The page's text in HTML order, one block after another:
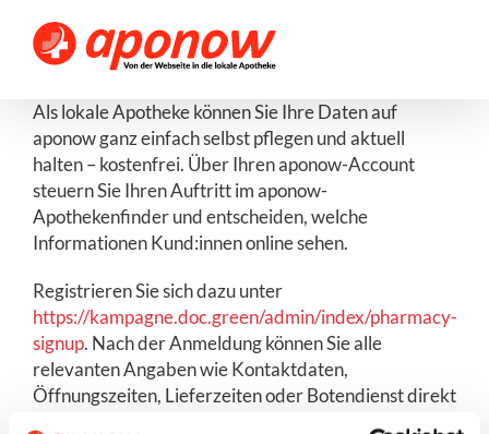
content
Als lokale Apotheke können Sie Ihre Daten auf
aponow ganz einfach selbst pflegen und aktuell
halten – kostenfrei. Über Ihren aponow-Account
steuern Sie Ihren Auftritt im aponow-
Apothekenfinder und entscheiden, welche
Informationen Kund:innen online sehen.
Registrieren Sie sich dazu unter
https://kampagne.doc.green/admin/index/pharmacy-
signup. Nach der Anmeldung können Sie alle
relevanten Angaben wie Kontaktdaten,
Öffnungszeiten, Lieferzeiten oder Botendienst direkt